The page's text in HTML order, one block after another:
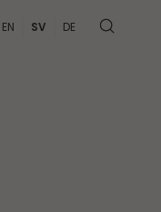
EN SV DE